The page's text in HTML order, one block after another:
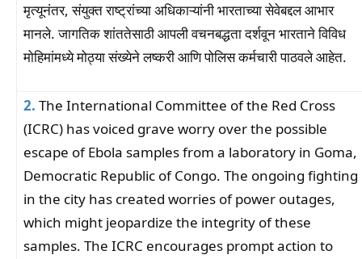
मृत्यूनंतर, संयुक्त राष्ट्रांच्या अधिकाऱ्यांनी भारताच्या सेवेबद्दल आभार
मानले. जागतिक शांततेसाठी आपली वचनबद्धता दर्शवून भारताने विविध
मोहिमांमध्ये मोठ्या संख्येने लष्करी आणि पोलिस कर्मचारी पाठवले आहेत.
2. The International Committee of the Red Cross
(ICRC) has voiced grave worry over the possible
escape of Ebola samples from a laboratory in Goma,
Democratic Republic of Congo. The ongoing fighting
in the city has created worries of power outages,
which might jeopardize the integrity of these
samples. The ICRC encourages prompt action to